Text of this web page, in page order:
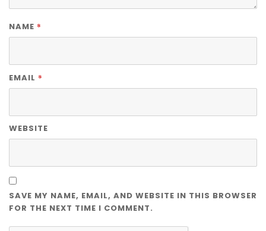
NAME *
EMAIL *
WEBSITE
SAVE MY NAME, EMAIL, AND WEBSITE IN THIS BROWSER
FOR THE NEXT TIME I COMMENT.